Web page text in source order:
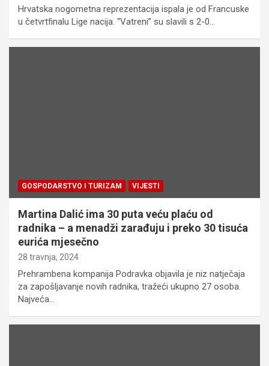
Hrvatska nogometna reprezentacija ispala je od Francuske
u četvrtfinalu Lige nacija. “Vatreni” su slavili s 2-0…
GOSPODARSTVO I TURIZAM VIJESTI
Martina Dalić ima 30 puta veću plaću od
radnika – a menadži zarađuju i preko 30 tisuća
eurića mjesečno
28 travnja, 2024
Prehrambena kompanija Podravka objavila je niz natječaja
za zapošljavanje novih radnika, tražeći ukupno 27 osoba.
Najveća…